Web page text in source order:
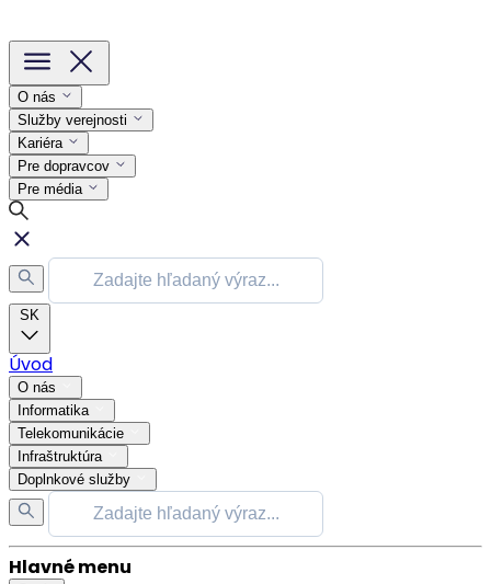
O nás
Služby verejnosti
Kariéra
Pre dopravcov
Pre média
SK
Úvod
O nás
Informatika
Telekomunikácie
Infraštruktúra
Doplnkové služby
Hlavné menu